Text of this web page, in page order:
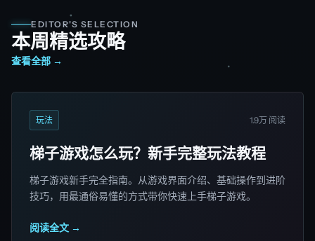
EDITOR'S SELECTION
本周精选攻略
查看全部 →
玩法 1.9万 阅读
梯子游戏怎么玩？新手完整玩法教程
梯子游戏新手完全指南。从游戏界面介绍、基础操作到进阶
技巧，用最通俗易懂的方式带你快速上手梯子游戏。
阅读全文 →